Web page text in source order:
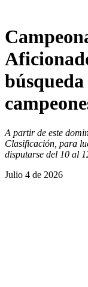
búsqueda
A partir de este
Clasificación, para
disputarse del 10 al
Julio 4 de 2026